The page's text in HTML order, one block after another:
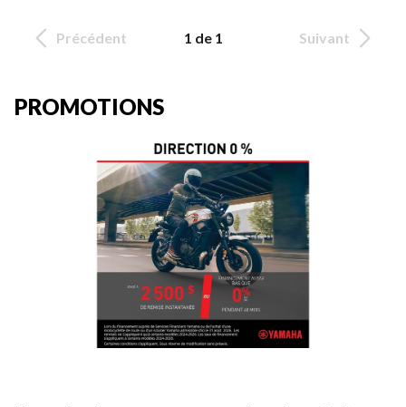
Précédent 1 de 1 Suivant
PROMOTIONS